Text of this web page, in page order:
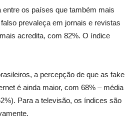
entre os países que também mais
prevaleça em jornais e revistas
acredita, com 82%. O índice
a percepção de que as fake
é ainda maior, com 68% – média
Para a televisão, os índices são